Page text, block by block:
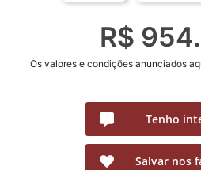
R$
Os valores e condições anunciados
Tenho
Salvar nos